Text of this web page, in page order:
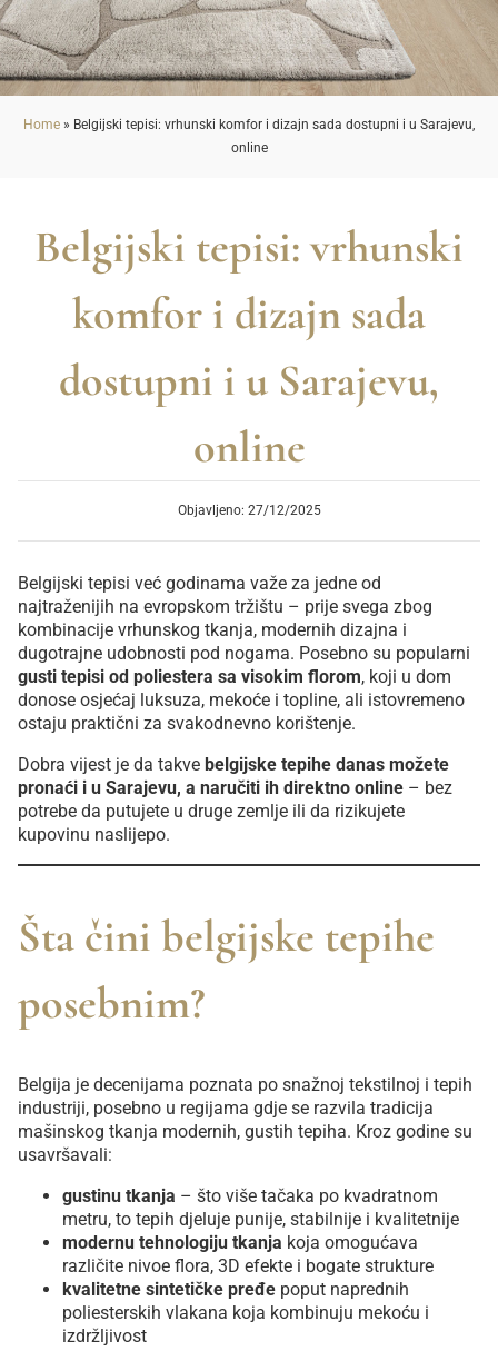
Home » Belgijski tepisi: vrhunski komfor i dizajn sada dostupni i u Sarajevu,
online
Belgijski tepisi: vrhunski
komfor i dizajn sada
dostupni i u Sarajevu,
online
Objavljeno: 27/12/2025
Belgijski tepisi već godinama važe za jedne od
najtraženijih na evropskom tržištu – prije svega zbog
kombinacije vrhunskog tkanja, modernih dizajna i
dugotrajne udobnosti pod nogama. Posebno su popularni
gusti tepisi od poliestera sa visokim florom, koji u dom
donose osjećaj luksuza, mekoće i topline, ali istovremeno
ostaju praktični za svakodnevno korištenje.
Dobra vijest je da takve belgijske tepihe danas možete
pronaći i u Sarajevu, a naručiti ih direktno online – bez
potrebe da putujete u druge zemlje ili da rizikujete
kupovinu naslijepo.
Šta čini belgijske tepihe
posebnim?
Belgija je decenijama poznata po snažnoj tekstilnoj i tepih
industriji, posebno u regijama gdje se razvila tradicija
mašinskog tkanja modernih, gustih tepiha. Kroz godine su
usavršavali:
gustinu tkanja – što više tačaka po kvadratnom
metru, to tepih djeluje punije, stabilnije i kvalitetnije
modernu tehnologiju tkanja koja omogućava
različite nivoe flora, 3D efekte i bogate strukture
kvalitetne sintetičke pređe poput naprednih
poliesterskih vlakana koja kombinuju mekoću i
izdržljivost